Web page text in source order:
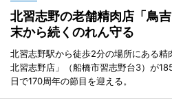
北習志野の老舗精肉店「鳥
末から続くのれん守る
北習志野駅から徒歩2分の場所にある精
北習志野店」（船橋市習志野台3）が
日で170周年の節目を迎える。